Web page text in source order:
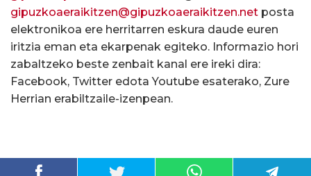
gipuzkoaeraikitzen@gipuzkoaeraikitzen.net posta
elektronikoa ere herritarren eskura daude euren
iritzia eman eta ekarpenak egiteko. Informazio hori
zabaltzeko beste zenbait kanal ere ireki dira:
Facebook, Twitter edota Youtube esaterako, Zure
Herrian erabiltzaile-izenpean.